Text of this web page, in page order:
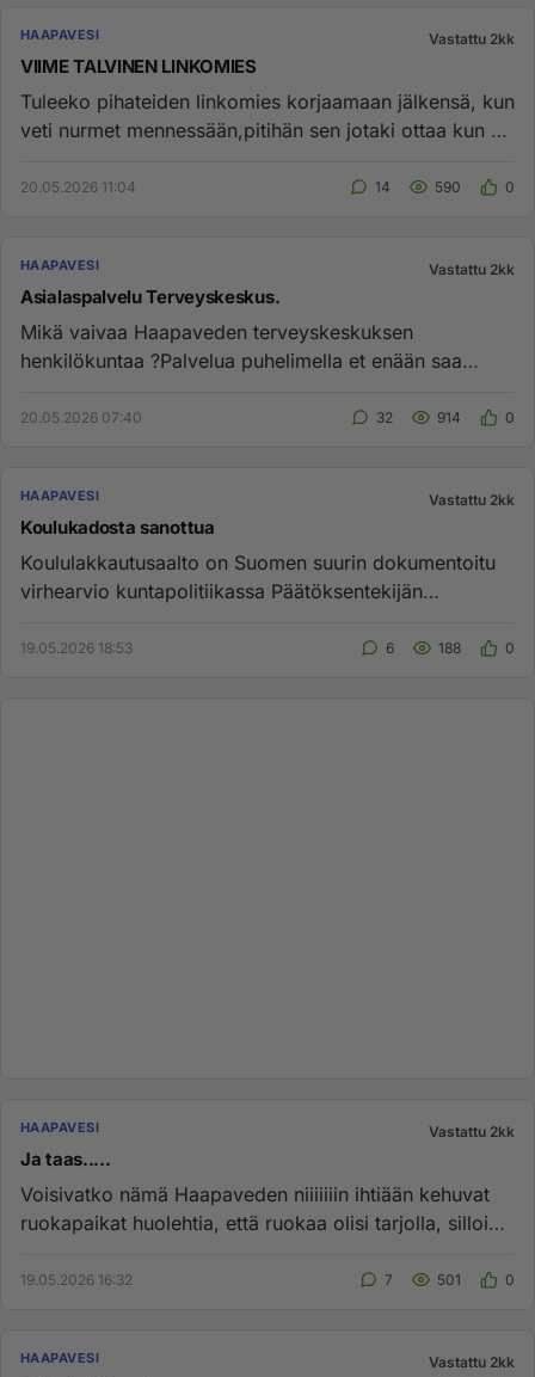
HAAPAVESI Vastattu 2kk
VIIME TALVINEN LINKOMIES
Tuleeko pihateiden linkomies korjaamaan jälkensä, kun
veti nurmet mennessään,pitihän sen jotaki ottaa kun ei
20.05.2026 11:04 14 590 0
HAAPAVESI Vastattu 2kk
Asialaspalvelu Terveyskeskus.
Mikä vaivaa Haapaveden terveyskeskuksen
henkilökuntaa ?Palvelua puhelimella et enään saa
20.05.2026 07:40 32 914 0
HAAPAVESI Vastattu 2kk
Koulukadosta sanottua
Koululakkautusaalto on Suomen suurin dokumentoitu
virhearvio kuntapolitiikassa Päätöksentekijän
19.05.2026 18:53 6 188 0
HAAPAVESI Vastattu 2kk
Ja taas.....
Voisivatko nämä Haapaveden niiiiiiin ihtiään kehuvat
ruokapaikat huolehtia, että ruokaa olisi tarjolla, silloin
19.05.2026 16:32 7 501 0
HAAPAVESI Vastattu 2kk